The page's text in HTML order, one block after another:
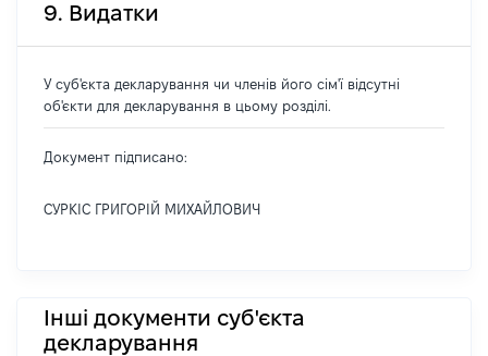
9. Видатки
У суб'єкта декларування чи членів його сім'ї відсутні
об'єкти для декларування в цьому розділі.
Документ підписано:
СУРКІС ГРИГОРІЙ МИХАЙЛОВИЧ
Інші документи суб'єкта
декларування